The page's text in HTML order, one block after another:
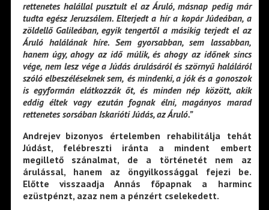
rettenetes halállal pusztult el az Áruló, másnap pedig már
tudta egész Jeruzsálem. Elterjedt a hír a kopár Júdeában, a
zöldellő Galileában, egyik tengertől a másikig terjedt el az
Áruló halálának híre. Sem gyorsabban, sem lassabban,
hanem úgy, ahogy az idő múlik, és ahogy az időnek sincs
vége, nem lesz vége a Júdás árulásáról és szörnyű haláláról
szóló elbeszéléseknek sem, és mindenki, a jók és a gonoszok
is egyformán elátkozzák őt, és minden nép között, akik
eddig éltek vagy ezután fognak élni, magányos marad
rettenetes sorsában IskariótiJúdás, az Áruló.”
Andrejev bizonyos értelemben rehabilitálja tehát
Júdást, felébreszti iránta a mindent embert
megillető szánalmat, de a történetét nem az
árulással, hanem az öngyilkossággal fejezi be.
Előtte visszaadja Annás főpapnak a harminc
ezüstpénzt, azaz nem a pénzért cselekedett.